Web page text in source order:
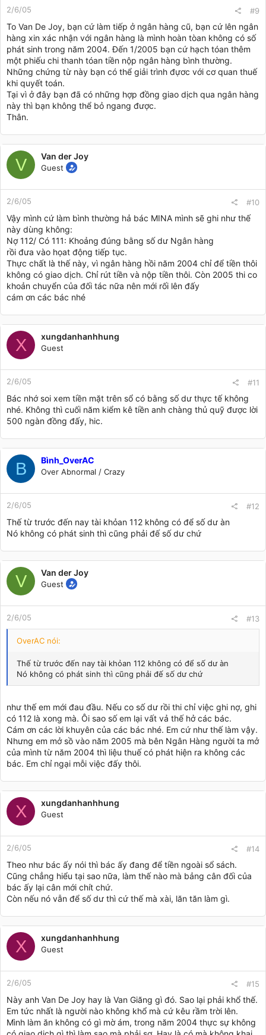
2/6/05 #9
To Van De Joy, bạn cứ làm tiếp ở ngân hàng cũ, bạn cứ lên ngân
hàng xin xác nhận với ngân hàng là mình hoàn tòan không có số
phát sinh trong năm 2004. Đến 1/2005 bạn cứ hạch tóan thêm
một phiếu chi thanh tóan tiền nộp ngân hàng bình thường.
Những chứng từ này bạn có thể giải trình đựơc với cơ quan thuế
khi quyết toán.
Tại vì ở đây bạn đã có những hợp đồng giao dịch qua ngân hàng
này thì bạn không thể bỏ ngang được.
Thân.
V Van der Joy
Guest
2/6/05 #10
Vậy mình cứ làm bình thường hả bác MINA mình sẽ ghi như thế
này dùng không:
Nợ 112/ Có 111: Khoảng đúng bằng số dư Ngân hàng
rồi đưa vào họat động tiếp tục.
Thực chất là thế này, vì ngân hàng hồi năm 2004 chỉ để tiền thôi
không có giao dịch. Chỉ rút tiền và nộp tiền thôi. Còn 2005 thi co
khoản chuyển của đối tác nữa nên mới rối lên đấy
cám ơn các bác nhé
X xungdanhanhhung
Guest
2/6/05 #11
Bác nhớ soi xem tiền mặt trên sổ có bằng số dư thực tế không
nhé. Không thì cuối năm kiểm kê tiền anh chàng thủ quỹ được lời
500 ngàn đồng đấy, hic.
B Bình_OverAC
Over Abnormal / Crazy
2/6/05 #12
Thế từ trước đến nay tài khỏan 112 không có để số dư àn
Nó không có phát sinh thì cũng phải đế số dư chứ
V Van der Joy
Guest
2/6/05 #13
OverAC nói:
Thế từ trước đến nay tài khỏan 112 không có để số dư àn
Nó không có phát sinh thì cũng phải đế số dư chứ
như thế em mới đau đầu. Nếu co số dư rồi thi chỉ việc ghi nợ, ghi
có 112 là xong mà. Ôi sao số em lại vất vả thế hở các bác.
Cám ơn các lời khuyên của các bác nhé. Em cứ như thế làm vậy.
Nhưng em mở sồ vào năm 2005 mà bên Ngân Hàng người ta mở
của mình từ năm 2004 thì liệu thuế có phát hiện ra không các
bác. Em chỉ ngại mỗi việc đấy thôi.
X xungdanhanhhung
Guest
2/6/05 #14
Theo như bác ấy nói thì bác ấy đang để tiền ngoài sổ sách.
Cũng chẳng hiểu tại sao nữa, làm thế nào mà bảng cân đối của
bác ấy lại cân mới chít chứ.
Còn nếu nó vẫn để số dư thì cứ thế mà xài, lăn tăn làm gì.
X xungdanhanhhung
Guest
2/6/05 #15
Này anh Van De Joy hay là Van Giăng gì đó. Sao lại phải khổ thế.
Em tức nhất là người nào không khổ mà cứ kêu rầm trời lên.
Mình làm ăn không có gì mờ ám, trong năm 2004 thực sự không